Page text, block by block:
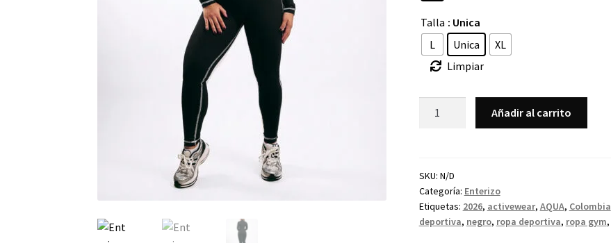
Talla : Unica
L
Unica
XL
Limpiar
Añadir al carrito
SKU: N/D
Categoría: Enterizo
Etiquetas: 2026, activewear, AQUA, Colombia
deportiva, negro, ropa deportiva, ropa gym,